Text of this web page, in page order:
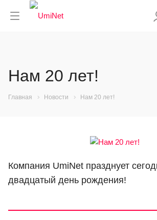
Нам 20 лет!
Главная Новости Нам 20 лет!
Компания UmiNet празднует
двадцатый день рождения!